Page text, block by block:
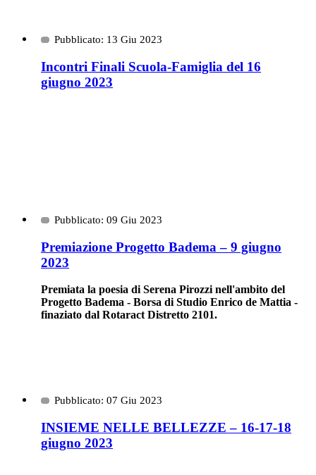
Pubblicato: 13 Giu 2023
Incontri Finali Scuola-Famiglia del 16
giugno 2023
Pubblicato: 09 Giu 2023
Premiazione Progetto Badema – 9 giugno
2023
Premiata la poesia di Serena Pirozzi nell'ambito del
Progetto Badema - Borsa di Studio Enrico de Mattia -
finaziato dal Rotaract Distretto 2101.
Pubblicato: 07 Giu 2023
INSIEME NELLE BELLEZZE – 16-17-18
giugno 2023